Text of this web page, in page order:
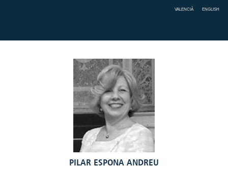
VALENCIÀ ENGLISH
PILAR ESPONA ANDREU